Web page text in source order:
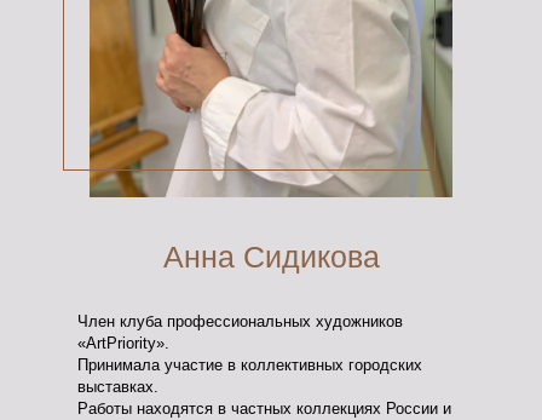
Член клуба профессиональных художников
«ArtPriority».
Принимала участие в коллективных городских
выставках.
Работы находятся в частных коллекциях России и
Анна Сидикова